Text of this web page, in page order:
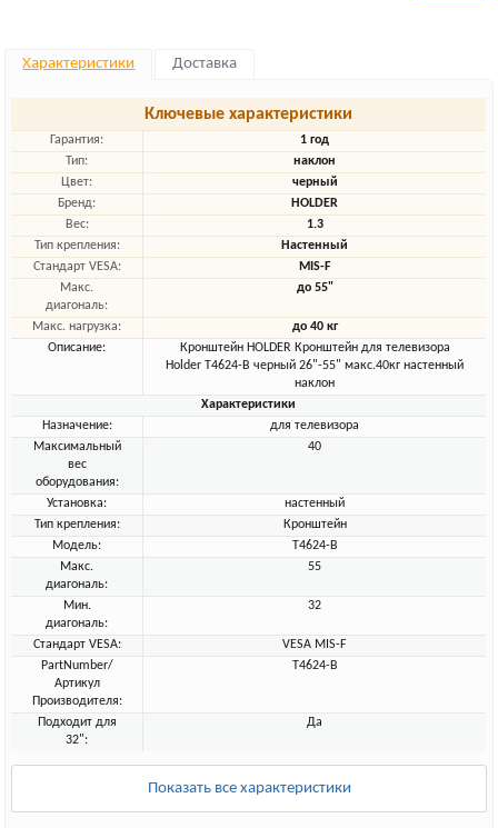
Характеристики Доставка
Ключевые характеристики
Гарантия:
1 год
Тип:
наклон
Цвет:
черный
Бренд:
HOLDER
Вес:
1.3
Тип крепления:
Настенный
Стандарт VESA:
MIS-F
Макс.
диагональ:
до 55"
Макс. нагрузка:
до 40 кг
Описание:
Кронштейн HOLDER Кронштейн для телевизора
Holder T4624-B черный 26"-55" макс.40кг настенный
наклон
Характеристики
Назначение:
для телевизора
Максимальный
вес
оборудования:
40
Установка:
настенный
Тип крепления:
Кронштейн
Модель:
T4624-B
Макс.
диагональ:
55
Мин.
диагональ:
32
Стандарт VESA:
VESA MIS-F
PartNumber/
Артикул
Производителя:
T4624-B
Подходит для
32":
Да
Показать все характеристики